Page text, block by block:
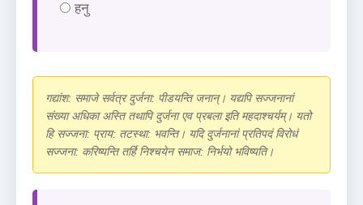
हनु
गद्यांश: समाजे सर्वत्र दुर्जना: पीडयन्ति जनान्। यद्यपि सज्जनानां
संख्या अधिका अस्ति तथापि दुर्जना एव प्रबला इति महदाश्चर्यम्। यतो
हि सज्जना: प्राय: तटस्था: भवन्ति। यदि दुर्जनानां प्रतिपदं विरोधं
सज्जना: करिष्यन्ति तर्हि निश्चयेन समाज: निर्भयो भविष्यति।